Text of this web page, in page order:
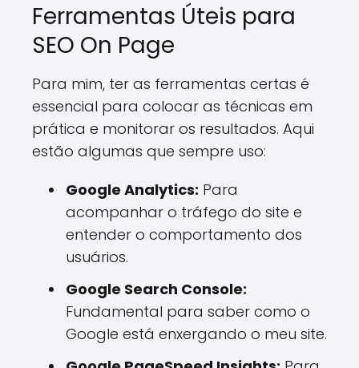
Ferramentas Úteis para
SEO On Page
Para mim, ter as ferramentas certas é
essencial para colocar as técnicas em
prática e monitorar os resultados. Aqui
estão algumas que sempre uso:
Google Analytics: Para
acompanhar o tráfego do site e
entender o comportamento dos
usuários.
Google Search Console:
Fundamental para saber como o
Google está enxergando o meu site.